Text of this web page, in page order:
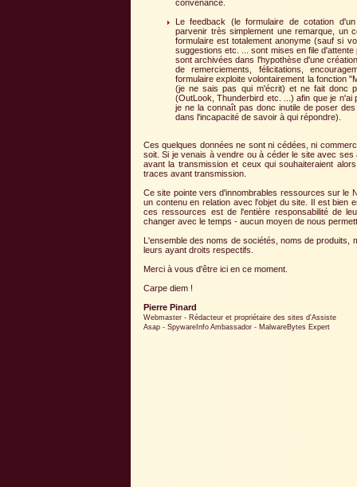
convenance.
Le feedback (le formulaire de cotation
parvenir très simplement une remarque, un
formulaire est totalement anonyme (sauf si
suggestions etc. ... sont mises en file
sont archivées dans l'hypothèse d'une
de remerciements, félicitations,
formulaire exploite volontairement la fonction
(je ne sais pas qui m'écrit) et ne fait donc
(OutLook, Thunderbird etc. ...) afin que je
je ne la connaît pas donc inutile de poser
dans l'incapacité de savoir à qui répondre).
Ces quelques données ne sont ni cédées, ni
soit. Si je venais à vendre ou à céder le site avec
avant la transmission et ceux qui souhaiteraient
traces avant transmission.
Ce site pointe vers d'innombrables ressources sur le
un contenu en relation avec l'objet du site. Il est bien
ces ressources est de l'entière responsabilité de
changer avec le temps - aucun moyen de nous
L'ensemble des noms de sociétés, noms de produits,
leurs ayant droits respectifs.
Merci à vous d'être ici en ce moment.
Carpe diem !
Pierre Pinard
Webmaster - Rédacteur et propriétaire des sites d'Assiste
Asap - SpywareInfo Ambassador - MalwareBytes Expert